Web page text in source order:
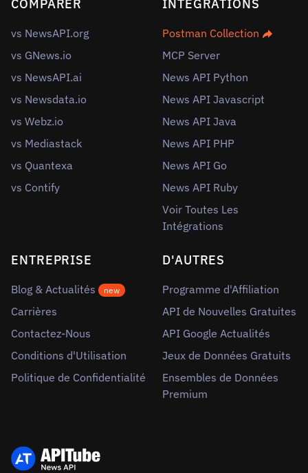
COMPARER
vs NewsAPI.org
vs GNews.io
vs NewsAPI.ai
vs Newsdata.io
vs Webz.io
vs Mediastack
vs Quantexa
vs Contify
INTÉGRATIONS
Postman Collection
MCP Server
News API Python
News API Javascript
News API Java
News API PHP
News API Go
News API Ruby
Voir Toutes Les
Intégrations
ENTREPRISE
Blog & Actualités new
Carrières
Contactez-Nous
Conditions d'Utilisation
Politique de Confidentialité
D'AUTRES
Programme d'Affiliation
API de Nouvelles Gratuites
API Google Actualités
Jeux de Données Gratuits
Ensembles de Données
Premium